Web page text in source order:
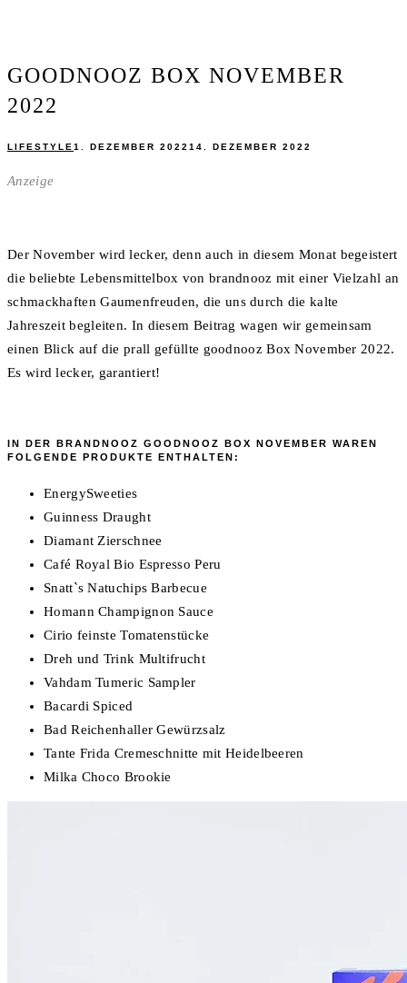
GOODNOOZ BOX NOVEMBER
2022
LIFESTYLE 1. DEZEMBER 2022 14. DEZEMBER 2022
Anzeige
Der November wird lecker, denn auch in diesem Monat begeistert
die beliebte Lebensmittelbox von brandnooz mit einer Vielzahl an
schmackhaften Gaumenfreuden, die uns durch die kalte
Jahreszeit begleiten. In diesem Beitrag wagen wir gemeinsam
einen Blick auf die prall gefüllte goodnooz Box November 2022.
Es wird lecker, garantiert!
IN DER BRANDNOOZ GOODNOOZ BOX NOVEMBER WAREN
FOLGENDE PRODUKTE ENTHALTEN:
EnergySweeties
Guinness Draught
Diamant Zierschnee
Café Royal Bio Espresso Peru
Snatt`s Natuchips Barbecue
Homann Champignon Sauce
Cirio feinste Tomatenstücke
Dreh und Trink Multifrucht
Vahdam Tumeric Sampler
Bacardi Spiced
Bad Reichenhaller Gewürzsalz
Tante Frida Cremeschnitte mit Heidelbeeren
Milka Choco Brookie